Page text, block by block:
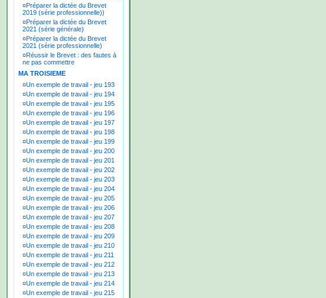
¤Préparer la dictée du Brevet
2019 (série professionnelle))
¤Préparer la dictée du Brevet
2021 (série générale)
¤Préparer la dictée du Brevet
2021 (série professionnelle)
¤Réussir le Brevet : des fautes à
ne pas commettre
MA TROISIEME
¤Un exemple de travail - jeu 193
¤Un exemple de travail - jeu 194
¤Un exemple de travail - jeu 195
¤Un exemple de travail - jeu 196
¤Un exemple de travail - jeu 197
¤Un exemple de travail - jeu 198
¤Un exemple de travail - jeu 199
¤Un exemple de travail - jeu 200
¤Un exemple de travail - jeu 201
¤Un exemple de travail - jeu 202
¤Un exemple de travail - jeu 203
¤Un exemple de travail - jeu 204
¤Un exemple de travail - jeu 205
¤Un exemple de travail - jeu 206
¤Un exemple de travail - jeu 207
¤Un exemple de travail - jeu 208
¤Un exemple de travail - jeu 209
¤Un exemple de travail - jeu 210
¤Un exemple de travail - jeu 211
¤Un exemple de travail - jeu 212
¤Un exemple de travail - jeu 213
¤Un exemple de travail - jeu 214
¤Un exemple de travail - jeu 215